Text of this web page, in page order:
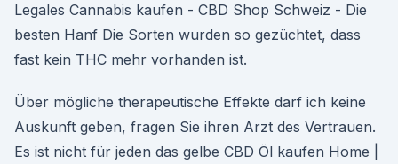
Legales Cannabis kaufen - CBD Shop Schweiz - Die
besten Hanf Die Sorten wurden so gezüchtet, dass
fast kein THC mehr vorhanden ist.
Über mögliche therapeutische Effekte darf ich keine
Auskunft geben, fragen Sie ihren Arzt des Vertrauen.
Es ist nicht für jeden das gelbe CBD Öl kaufen Home |